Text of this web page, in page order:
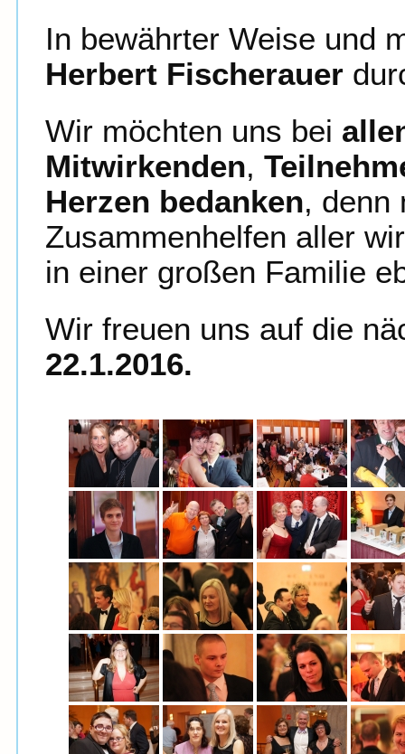
In bewährter Weise und
Herbert Fischerauer
Wir möchten uns bei
Mitwirkenden,
Herzen bedanken, denn
Zusammenhelfen aller
in einer großen Familie
Wir freuen uns auf die
22.1.2016.